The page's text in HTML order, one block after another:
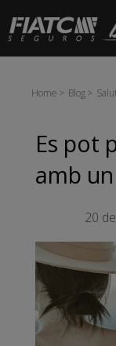
Salta al contingut
Home Blog
Es pot
amb
20